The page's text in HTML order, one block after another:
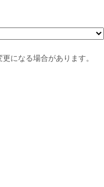
になる場合があります。